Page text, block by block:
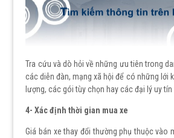
Tra cứu và dò hỏi về những ưu tiên trong
các diễn đàn, mạng xã hội để có những lới
lượng, các gói tùy chọn hay các đại lý uy tín
4- Xác định thời gian mua xe
Giá bán xe thay đổi thường phụ thuộc vào